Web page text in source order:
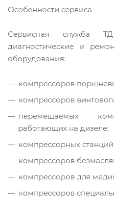
Особенности сервиса
Сервисная служба
диагностические и
оборудования:
компрессоров
компрессоров
перемещаемых
работающих на дизеле;
компрессорных
компрессоров
компрессоров для
компрессоров